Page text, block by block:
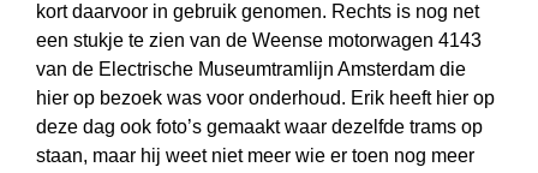
kort daarvoor in gebruik genomen. Rechts is nog net
een stukje te zien van de Weense motorwagen 4143
van de Electrische Museumtramlijn Amsterdam die
hier op bezoek was voor onderhoud. Erik heeft hier op
deze dag ook foto’s gemaakt waar dezelfde trams op
staan, maar hij weet niet meer wie er toen nog meer